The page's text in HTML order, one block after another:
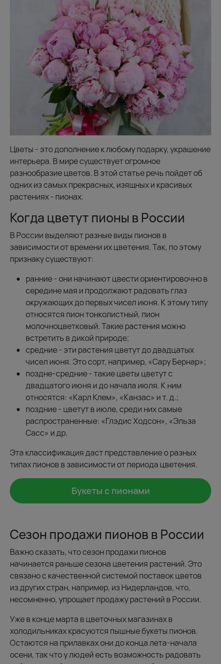
Цветы - это дополнение к любому подарку, украшение
интерьера. В мире существует огромное
разнообразие цветов. В этой статье речь пойдет об
одних из самых прекрасных, изящных и красивых
растениях - пионах.
Когда цветут пионы в России
В России выделяют разные виды пионов в
зависимости от времени их цветения. Так, по этому
признаку существуют:
ранние - они начинают цвести ориентировочно в
середине мая и продолжают радовать глаз
окружающих до первых чисел июня. К этому типу
относятся пион тонколистный, пион
молочноцветковый. Такие растения можно
встретить в дикой природе;
средние - эти растения цветут до двадцатых
чисел июня. Это сорт, например, «Сару Бернар»;
поздне-средние - такие цветы цветут с
двадцатого июня и до начала июля. К ним
относятся: «Карл Клем», «Канзас» и т. д.;
поздние - цветут в июле, среди них самые
распространенные: «Глэдис Ходсон», «Эльза
Сасс» и др.
Эта классификация даст представление о разных
типах пионов в зависимости от периода цветения.
Букеты с пионами
Сезон продажи пионов в России
Важно сказать, что сезон продажи пионов
начинается раньше сезона цветения растений. Это
связано с качественной системой поставок цветов
из других стран, например, из Нидерландов, что,
несомненно, упрощает продажу растений в России.
Уже в конце марта в цветочных магазинах в
холодильниках красуются пышные букеты пионов.
Остаются на прилавках они до конца лета-начала
осени, так что у людей есть возможность радовать